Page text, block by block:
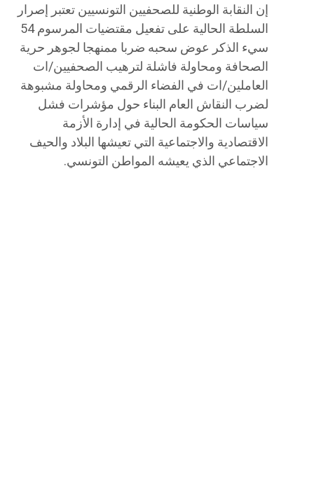
إن النقابة الوطنية للصحفيين التونسيين تعتبر إصرار
السلطة الحالية على تفعيل مقتضيات المرسوم 54
سيء الذكر عوض سحبه ضربا ممنهجا لجوهر حرية
الصحافة ومحاولة فاشلة لترهيب الصحفيين/ات
العاملين/ات في الفضاء الرقمي ومحاولة مشبوهة
لضرب النقاش العام البناء حول مؤشرات فشل
سياسات الحكومة الحالية في إدارة الأزمة
الاقتصادية والاجتماعية التي تعيشها البلاد والحيف
الاجتماعي الذي يعيشه المواطن التونسي.